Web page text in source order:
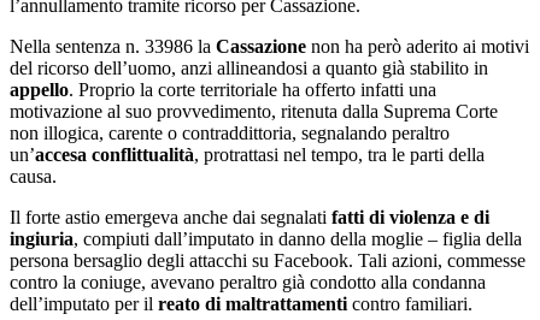
l’annullamento tramite ricorso per Cassazione.
Nella sentenza n. 33986 la Cassazione non ha però aderito ai motivi
del ricorso dell’uomo, anzi allineandosi a quanto già stabilito in
appello. Proprio la corte territoriale ha offerto infatti una
motivazione al suo provvedimento, ritenuta dalla Suprema Corte
non illogica, carente o contraddittoria, segnalando peraltro
un’accesa conflittualità, protrattasi nel tempo, tra le parti della
causa.
Il forte astio emergeva anche dai segnalati fatti di violenza e di
ingiuria, compiuti dall’imputato in danno della moglie – figlia della
persona bersaglio degli attacchi su Facebook. Tali azioni, commesse
contro la coniuge, avevano peraltro già condotto alla condanna
dell’imputato per il reato di maltrattamenti contro familiari.